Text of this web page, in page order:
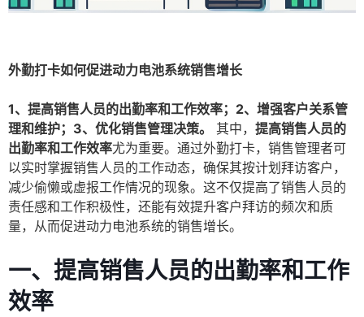
外勤打卡如何促进动力电池系统销售增长
1、提高销售人员的出勤率和工作效率；2、增强客户关系管
理和维护；3、优化销售管理决策。
其中， 提高销售人员的
出勤率和工作效率尤为重要。通过外勤打卡，销售管理者可
以实时掌握销售人员的工作动态，确保其按计划拜访客户，
减少偷懒或虚报工作情况的现象。这不仅提高了销售人员的
责任感和工作积极性，还能有效提升客户拜访的频次和质
量，从而促进动力电池系统的销售增长。
一、提高销售人员的出勤率和工作
效率